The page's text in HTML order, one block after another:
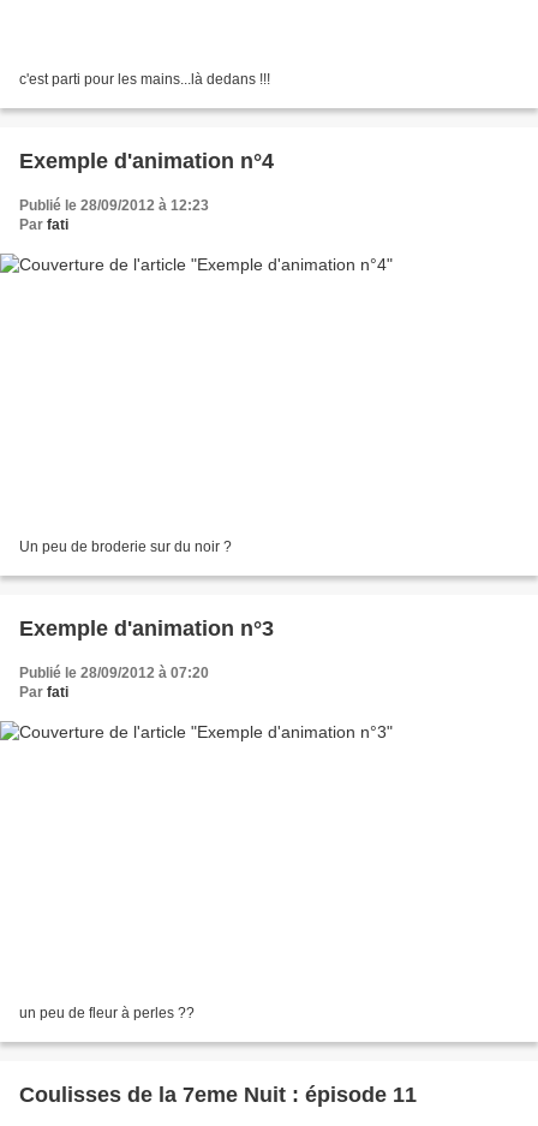
c'est parti pour les mains...là dedans !!!
Exemple d'animation n°4
Publié le 28/09/2012 à 12:23
Par fati
Un peu de broderie sur du noir ?
Exemple d'animation n°3
Publié le 28/09/2012 à 07:20
Par fati
un peu de fleur à perles ??
Coulisses de la 7eme Nuit : épisode 11